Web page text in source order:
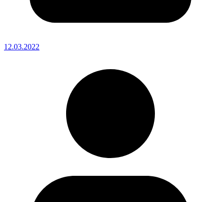
12.03.2022